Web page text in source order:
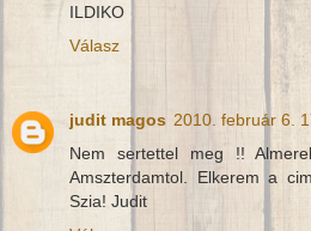
ILDIKO
Válasz
judit magos 2010. február 6.
Nem sertettel meg !!
Amszterdamtol. Elkerem a
Szia! Judit